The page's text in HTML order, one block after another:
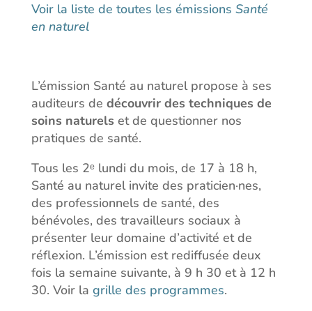
Voir la liste de toutes les émissions Santé
en naturel
L’émission Santé au naturel propose à ses
auditeurs de découvrir des techniques de
soins naturels et de questionner nos
pratiques de santé.
Tous les 2ᵉ lundi du mois, de 17 à 18 h,
Santé au naturel invite des praticien·nes,
des professionnels de santé, des
bénévoles, des travailleurs sociaux à
présenter leur domaine d’activité et de
réflexion. L’émission est rediffusée deux
fois la semaine suivante, à 9 h 30 et à 12 h
30. Voir la grille des programmes.